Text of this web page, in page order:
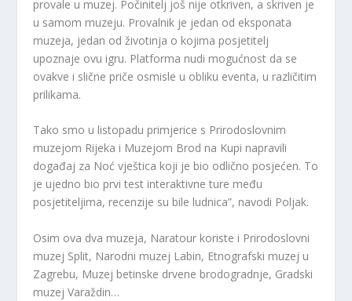
provale u muzej. Počinitelj još nije otkriven, a skriven je
u samom muzeju. Provalnik je jedan od eksponata
muzeja, jedan od životinja o kojima posjetitelj
upoznaje ovu igru. Platforma nudi mogućnost da se
ovakve i slične priče osmisle u obliku eventa, u različitim
prilikama.
Tako smo u listopadu primjerice s Prirodoslovnim
muzejom Rijeka i Muzejom Brod na Kupi napravili
događaj za Noć vještica koji je bio odlično posjećen. To
je ujedno bio prvi test interaktivne ture među
posjetiteljima, recenzije su bile ludnica”, navodi Poljak.
Osim ova dva muzeja, Naratour koriste i Prirodoslovni
muzej Split, Narodni muzej Labin, Etnografski muzej u
Zagrebu, Muzej betinske drvene brodogradnje, Gradski
muzej Varaždin…